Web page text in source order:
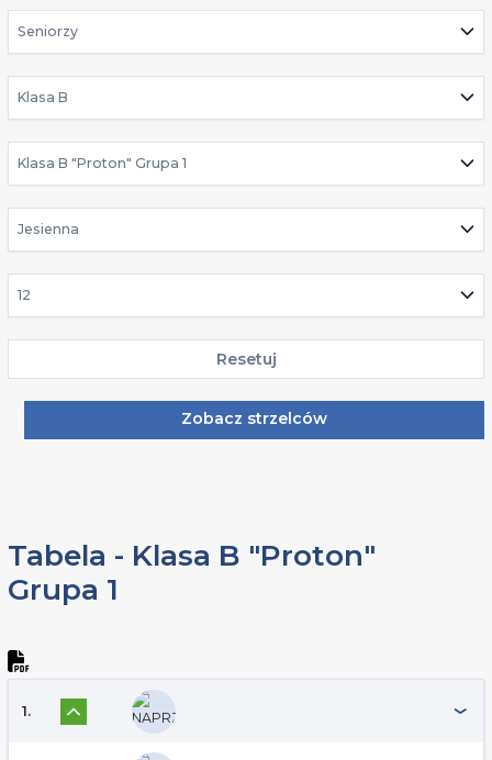
Seniorzy
Klasa B
Klasa B "Proton" Grupa 1
Jesienna
12
Resetuj
Zobacz strzelców
Tabela - Klasa B "Proton"
Grupa 1
1.